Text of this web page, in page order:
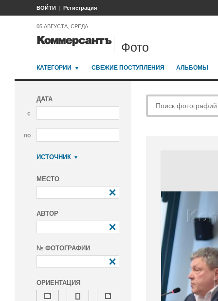
ВОЙТИ Регистрация
05 АВГУСТА, СРЕДА
Фото
КАТЕГОРИИ СВЕЖИЕ ПОСТУПЛЕНИЯ АЛЬБОМЫ
ДАТА
с
по
ИСТОЧНИК
МЕСТО
АВТОР
№ ФОТОГРАФИИ
ОРИЕНТАЦИЯ